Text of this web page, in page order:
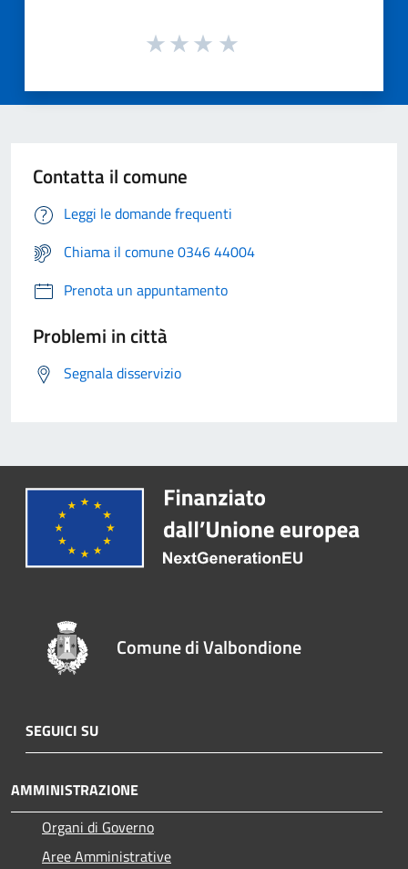
Contatta il comune
Leggi le domande frequenti
Chiama il comune 0346 44004
Prenota un appuntamento
Problemi in città
Segnala disservizio
Comune di Valbondione
SEGUICI SU
AMMINISTRAZIONE
Organi di Governo
Aree Amministrative